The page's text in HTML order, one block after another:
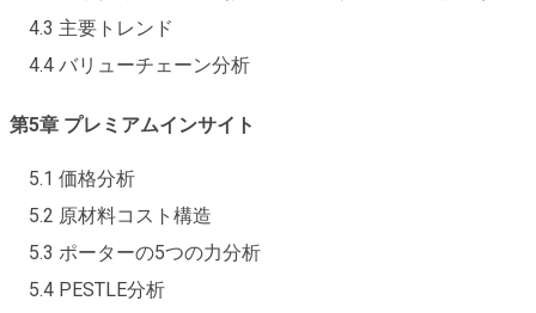
4.3 主要トレンド
4.4 バリューチェーン分析
第5章 プレミアムインサイト
5.1 価格分析
5.2 原材料コスト構造
5.3 ポーターの5つの力分析
5.4 PESTLE分析